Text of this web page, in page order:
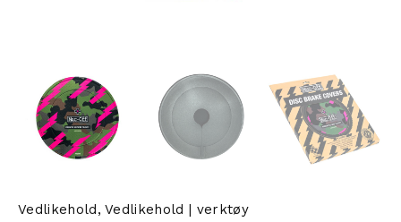
Vedlikehold,Vedlikehold | verktøy